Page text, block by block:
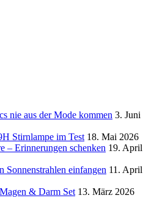
nie aus der Mode kommen 3. Juni
Stirnlampe im Test 18. Mai 2026
– Erinnerungen schenken 19. April
Sonnenstrahlen einfangen 11. April
& Darm Set 13. März 2026